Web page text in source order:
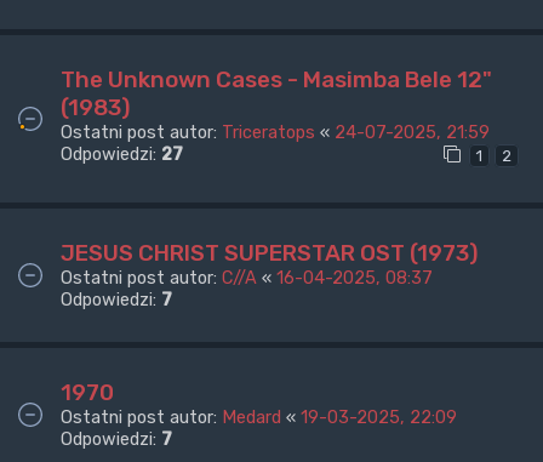
The Unknown Cases - Masimba Bele 12"
(1983)
Ostatni post autor: Triceratops « 24-07-2025, 21:59
Odpowiedzi: 27 1 2
JESUS CHRIST SUPERSTAR OST (1973)
Ostatni post autor: C//A « 16-04-2025, 08:37
Odpowiedzi: 7
1970
Ostatni post autor: Medard « 19-03-2025, 22:09
Odpowiedzi: 7